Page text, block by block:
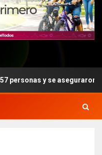
se aseguraron armas,